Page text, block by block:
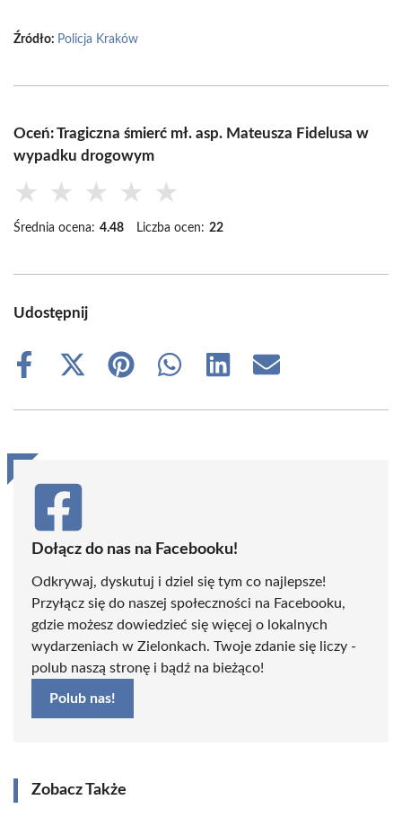
Źródło: Policja Kraków
Oceń: Tragiczna śmierć mł. asp. Mateusza Fidelusa w
wypadku drogowym
★ ★ ★ ★ ★
Średnia ocena: 4.48 Liczba ocen: 22
Udostępnij
Share
Share
(Twitter)
Share
Share
Share
Share
Dołącz do nas na Facebooku!
Odkrywaj, dyskutuj i dziel się tym co najlepsze!
Przyłącz się do naszej społeczności na Facebooku,
gdzie możesz dowiedzieć się więcej o lokalnych
wydarzeniach w Zielonkach. Twoje zdanie się liczy -
polub naszą stronę i bądź na bieżąco!
Polub nas!
Zobacz Także